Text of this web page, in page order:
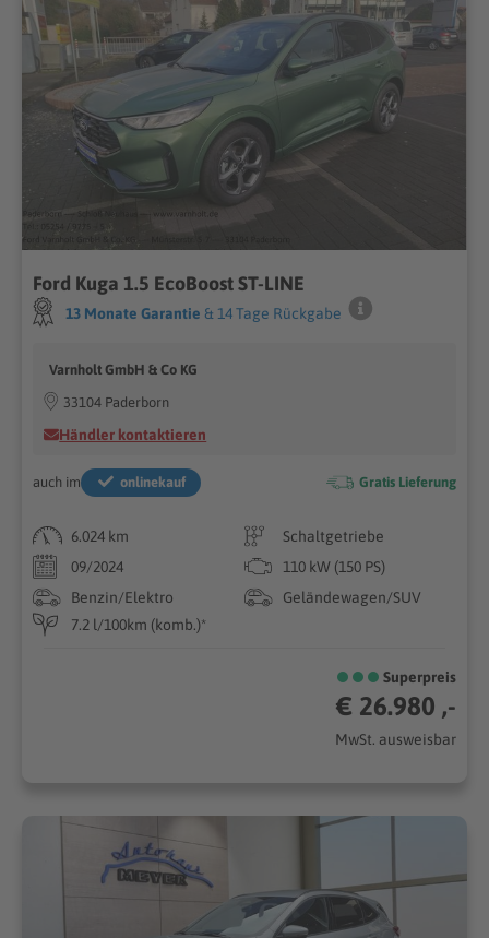
Ford Kuga 1.5 EcoBoost ST-LINE
13 Monate Garantie & 14 Tage Rückgabe
Varnholt GmbH & Co KG
33104 Paderborn
Händler kontaktieren
auch im onlinekauf Gratis Lieferung
6.024 km
Schaltgetriebe
09/2024
110 kW (150 PS)
Benzin/Elektro
Geländewagen/SUV
7.2 l/100km (komb.)*
Superpreis
€ 26.980 ,-
MwSt. ausweisbar